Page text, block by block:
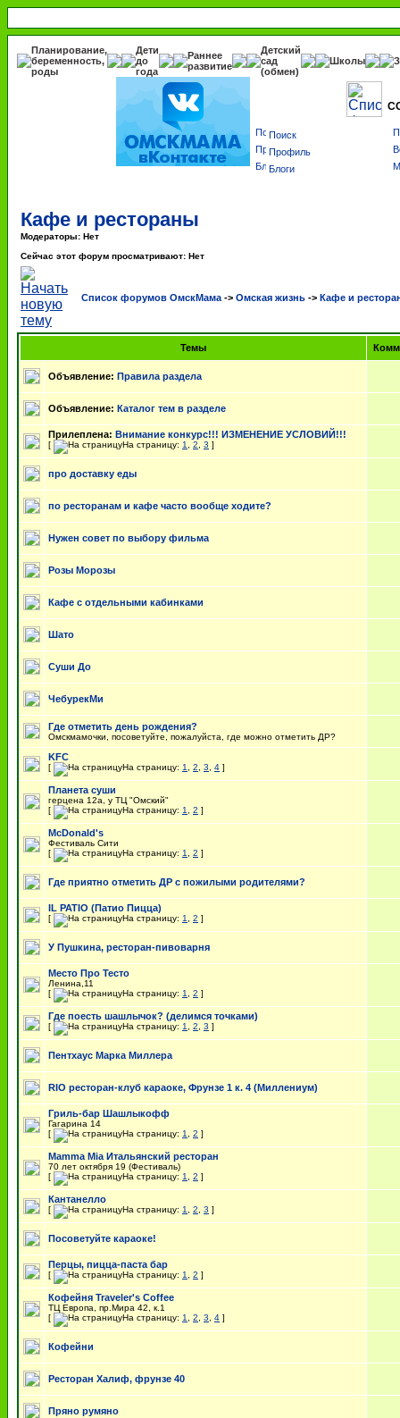
Планирование,
беременность,
роды
Дети
до
года
Раннее
развитие
Детский
сад
(обмен)
Школы
Поиск
Профиль
Блоги
Кафе и рестораны
Модераторы: Нет
Сейчас этот форум просматривают: Нет
Список форумов ОмскМама -> Омская жизнь -> Кафе и
Темы
Объявление: Правила раздела
Объявление: Каталог тем в разделе
Прилеплена: Внимание конкурс!!! ИЗМЕНЕНИЕ УСЛОВИЙ!!!
[ На страницу: 1 2 3 ]
про доставку еды
по ресторанам и кафе часто вообще ходите?
Нужен совет по выбору фильма
Розы Морозы
Кафе с отдельными кабинками
Шато
Суши До
ЧебурекМи
Где отметить день рождения?
Омскмамочки, посоветуйте, пожалуйста, где можно отметить ДР?
KFC
[ На страницу: 1 2 3 4 ]
Планета суши
герцена 12а, у ТЦ "Омский"
[
На страницу: 1 2 ]
McDonald's
Фестиваль Сити
[
На страницу: 1 2 ]
Где приятно отметить ДР с пожилыми родителями?
IL PATIO (Патио Пицца)
[ На страницу: 1 2 ]
У Пушкина, ресторан-пивоварня
Место Про Тесто
Ленина,11
[
На страницу: 1 2 ]
Где поесть шашлычок? (делимся точками)
[ На страницу: 1 2 3 ]
Пентхаус Марка Миллера
RIO ресторан-клуб караоке, Фрунзе 1 к. 4 (Миллениум)
Гриль-бар Шашлыкофф
Гагарина 14
[
На страницу: 1 2 ]
Mamma Mia Итальянский ресторан
70 лет октября 19 (Фестиваль)
[
На страницу: 1 2 ]
Кантанелло
[ На страницу: 1 2 3 ]
Посоветуйте караоке!
Перцы, пицца-паста бар
[ На страницу: 1 2 ]
Кофейня Traveler's Coffee
ТЦ Европа, пр.Мира 42, к.1
[
На страницу: 1 2 3 4 ]
Кофейни
Ресторан Халиф, фрунзе 40
Пряно румяно